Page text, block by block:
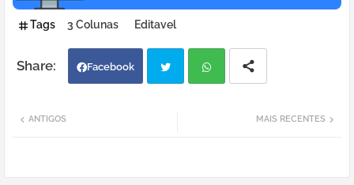
Tags 3 Colunas Editavel
Facebook
pp
MAIS RECENTES
ANTIGOS